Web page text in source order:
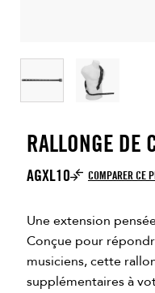
RALLONGE DE
AGXL10 COMPARER CE
Une extension
Conçue pour
musiciens, cette
supplémentaires à